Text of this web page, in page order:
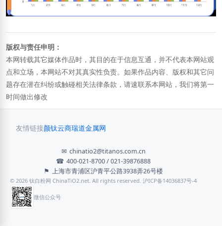
版权与责任申明：
本网转载其它媒体作品时，其目的在于信息互通，并不代表本网站观
点和立场，本网站不对其真实性负责。如果作品内容、版权和其它问
题存在潜在纠纷或触碰相关法律条款，请速联系本网站，我们将第一
时间做出修改
友情链接颜钛云商瑞道金属网
✉ chinatio2@titanos.com.cn
☎ 400-021-8700 / 021-39876888
⚑ 上海市青浦区沪青平公路3938弄26号楼
© 2026 钛白粉网 ChinaTiO2.net. All rights reserved. 沪ICP备14036837号-4
微信公众号